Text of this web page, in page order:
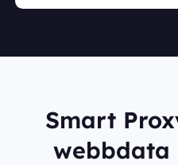
Smart
webbdata